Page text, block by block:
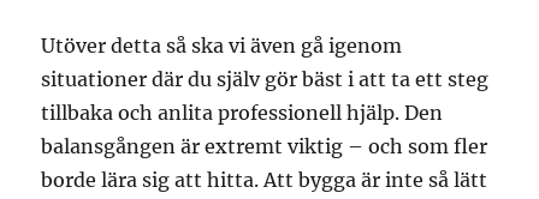
Utöver detta så ska vi även gå igenom
situationer där du själv gör bäst i att ta ett steg
tillbaka och anlita professionell hjälp. Den
balansgången är extremt viktig – och som fler
borde lära sig att hitta. Att bygga är inte så lätt